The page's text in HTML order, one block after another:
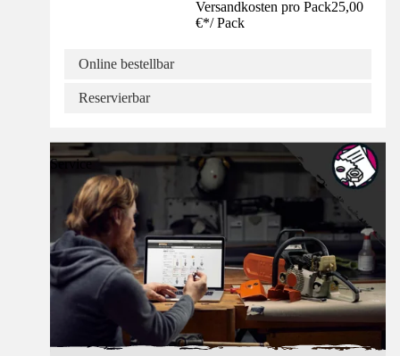
Versandkosten pro Pack25,00
€*/ Pack
Online bestellbar
Reservierbar
Service